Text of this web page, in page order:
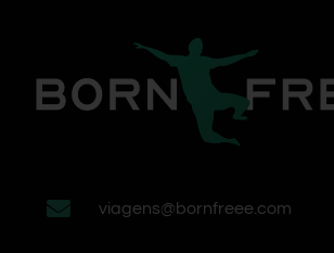
viagens@bornfreee.com